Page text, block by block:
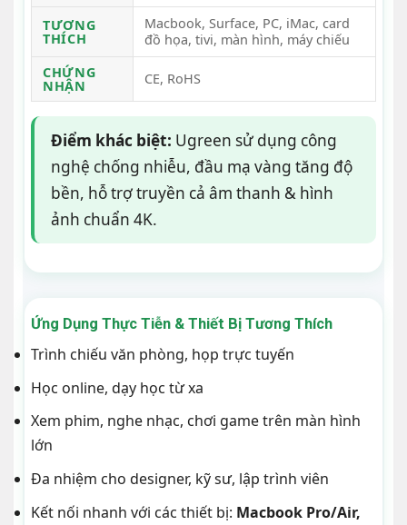
TƯƠNG
THÍCH
Macbook, Surface, PC, iMac, card
đồ họa, tivi, màn hình, máy chiếu
CHỨNG
NHẬN CE, RoHS
Điểm khác biệt: Ugreen sử dụng công
nghệ chống nhiễu, đầu mạ vàng tăng độ
bền, hỗ trợ truyền cả âm thanh & hình
ảnh chuẩn 4K.
Ứng Dụng Thực Tiễn & Thiết Bị Tương Thích
Trình chiếu văn phòng, họp trực tuyến
Học online, dạy học từ xa
Xem phim, nghe nhạc, chơi game trên màn hình
lớn
Đa nhiệm cho designer, kỹ sư, lập trình viên
Kết nối nhanh với các thiết bị: Macbook Pro/Air,